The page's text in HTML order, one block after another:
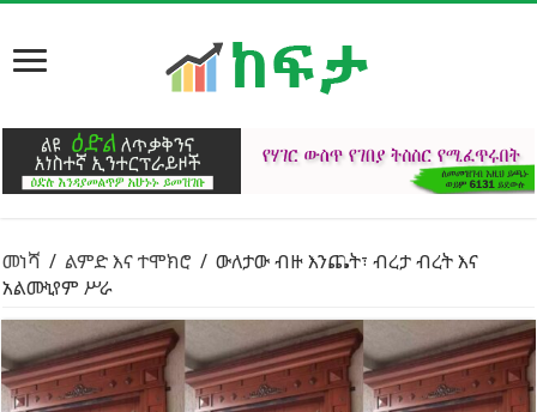
መነሻ / ልምድ እና ተሞክሮ / ውለታው ብዙ እንጨት፣ ብረታ ብረት እና
አልሙኒየም ሥራ